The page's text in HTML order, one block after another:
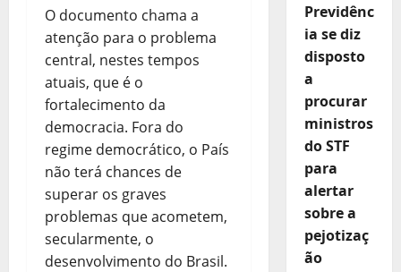
O documento chama a
atenção para o problema
central, nestes tempos
atuais, que é o
fortalecimento da
democracia. Fora do
regime democrático, o País
não terá chances de
superar os graves
problemas que acometem,
secularmente, o
desenvolvimento do Brasil.
Previdênc
ia se diz
disposto
a
procurar
ministros
do STF
para
alertar
sobre a
pejotizaç
ão